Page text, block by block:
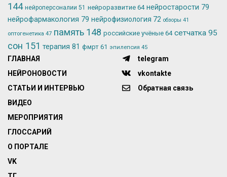
144 нейроперсоналии 51 нейроразвитие 64 нейростарости 79
нейрофармакология 79 нейрофизиология 72 обзоры 41
оптогенетика 47 память 148 российские учёные 64 сетчатка 95
сон 151 терапия 81 фмрт 61 эпилепсия 45
ГЛАВНАЯ
НЕЙРОНОВОСТИ
СТАТЬИ И ИНТЕРВЬЮ
ВИДЕО
МЕРОПРИЯТИЯ
ГЛОССАРИЙ
О ПОРТАЛЕ
VK
telegram
vkontakte
Обратная связь